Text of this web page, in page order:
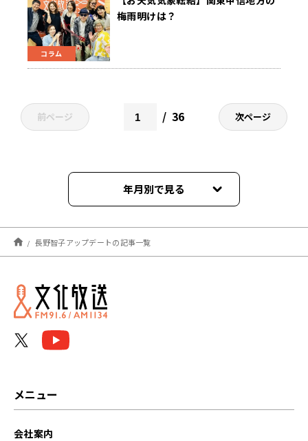
コラム
梅雨明けは？
前ページ 36 次ページ
年月別で見る
2026年08月
2026年07月
2026年06月
長野智子アップデートの記事一覧
メニュー
会社案内